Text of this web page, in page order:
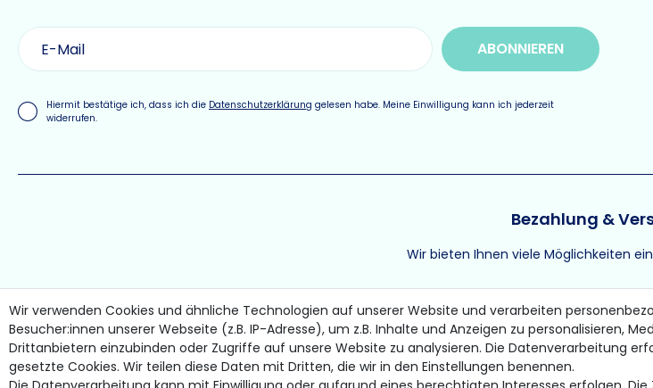
ABONNIEREN
Hiermit bestätige ich, dass ich die Daten­schutz­erklärung gelesen habe. Meine Einwilligung kann ich jederzeit
widerrufen.
Bezahlung &
Wir bieten Ihnen viele Möglichkeiten
* Gilt für Lieferungen innerhalb
© 2026 Gomer Trading GmbH / Alle
Wir verwenden Cookies und ähnliche Technologien auf unserer Website und verarbeiten
Besucher:innen unserer Webseite (z.B. IP-Adresse), um z.B. Inhalte und Anzeigen zu personalisieren,
Drittanbietern einzubinden oder Zugriffe auf unsere Website zu analysieren. Die Datenverarbeitung
gesetzte Cookies. Wir teilen diese Daten mit Dritten, die wir in den Einstellungen benennen.